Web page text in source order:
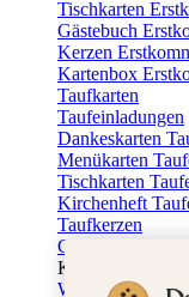
Tischkarten
Gästebuch
Kerzen
Kartenbox
Taufkarten
Taufeinladungen
Dankeskarten
Menükarten
Tischkarten
Kirchenheft
Taufkerzen
Gästebuch Taufe
Kartenbox Taufe